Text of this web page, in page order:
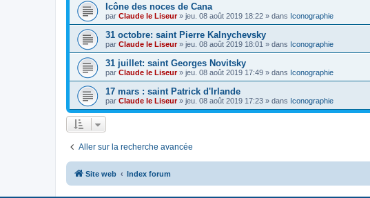
Icône des noces de Cana
par Claude le Liseur» jeu. 08 août 2019 18:22 » dans Iconographie
31 octobre: saint Pierre Kalnychevsky
par Claude le Liseur» jeu. 08 août 2019 18:01 » dans Iconographie
31 juillet: saint Georges Novitsky
par Claude le Liseur» jeu. 08 août 2019 17:49 » dans Iconographie
17 mars : saint Patrick d'Irlande
par Claude le Liseur» jeu. 08 août 2019 17:23 » dans Iconographie
Aller sur la recherche avancée
Site web Index forum